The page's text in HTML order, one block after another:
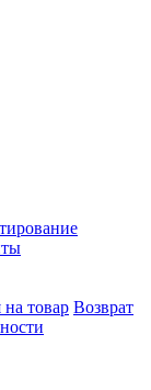
на товар Возврат